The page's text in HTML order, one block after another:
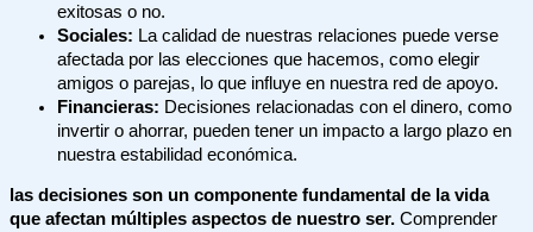
exitosas o no.
Sociales: La calidad de nuestras relaciones puede verse
afectada por las elecciones que hacemos, como elegir
amigos o parejas, lo que influye en nuestra red de apoyo.
Financieras: Decisiones relacionadas con el dinero, como
invertir o ahorrar, pueden tener un impacto a largo plazo en
nuestra estabilidad económica.
las decisiones son un componente fundamental de la vida
que afectan múltiples aspectos de nuestro ser. Comprender